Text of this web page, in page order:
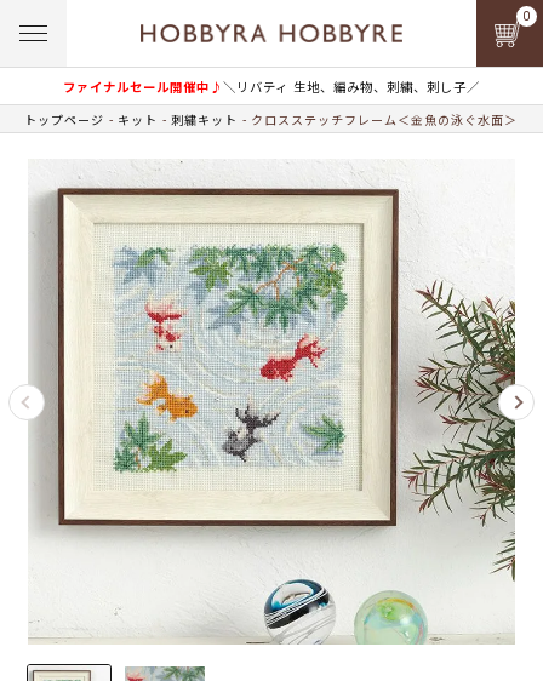
ファイナルセール開催中♪＼リバティ 生地、編み物、刺繍、刺し子／
0
トップページ キット 刺繍キット クロスステッチフレーム＜金魚の泳ぐ水面＞